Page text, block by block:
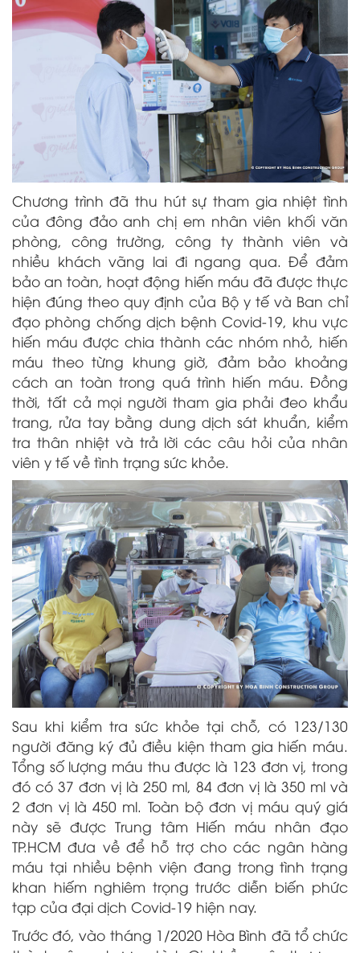
Chương trình đã thu hút sự tham gia nhiệt tình
của đông đảo anh chị em nhân viên khối văn
phòng, công trường, công ty thành viên và
nhiều khách vãng lai đi ngang qua. Để đảm
bảo an toàn, hoạt động hiến máu đã được thực
hiện đúng theo quy định của Bộ y tế và Ban chỉ
đạo phòng chống dịch bệnh Covid-19, khu vực
hiến máu được chia thành các nhóm nhỏ, hiến
máu theo từng khung giờ, đảm bảo khoảng
cách an toàn trong quá trình hiến máu. Đồng
thời, tất cả mọi người tham gia phải đeo khẩu
trang, rửa tay bằng dung dịch sát khuẩn, kiểm
tra thân nhiệt và trả lời các câu hỏi của nhân
viên y tế về tình trạng sức khỏe.
Sau khi kiểm tra sức khỏe tại chỗ, có 123/130
người đăng ký đủ điều kiện tham gia hiến máu.
Tổng số lượng máu thu được là 123 đơn vị, trong
đó có 37 đơn vị là 250 ml, 84 đơn vị là 350 ml và
2 đơn vị là 450 ml. Toàn bộ đơn vị máu quý giá
này sẽ được Trung tâm Hiến máu nhân đạo
TP.HCM đưa về để hỗ trợ cho các ngân hàng
máu tại nhiều bệnh viện đang trong tình trạng
khan hiếm nghiêm trọng trước diễn biến phức
tạp của đại dịch Covid-19 hiện nay.
Trước đó, vào tháng 1/2020 Hòa Bình đã tổ chức